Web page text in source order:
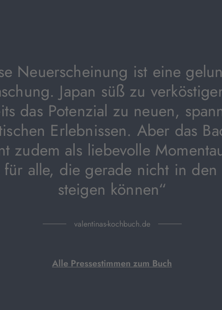
Neuerscheinung ist eine
Japan süß zu
das Potenzial zu neuen,
Erlebnissen. Aber das
zudem als liebevolle
für alle, die gerade nicht in
steigen können“
valentinas-kochbuch.de
Alle Pressestimmen zum Buch